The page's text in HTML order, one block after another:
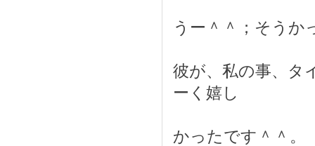
うー＾＾；そうか
彼が、私の事、タ
ーく嬉し
かったです＾＾。